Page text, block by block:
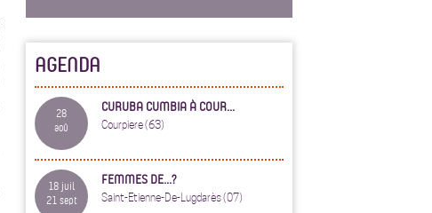
AGENDA
28
aoû
CURUBA CUMBIA À COUR...
Courpiere (63)
18 juil
21 sept
FEMMES DE...?
Saint-Etienne-De-Lugdarès (07)